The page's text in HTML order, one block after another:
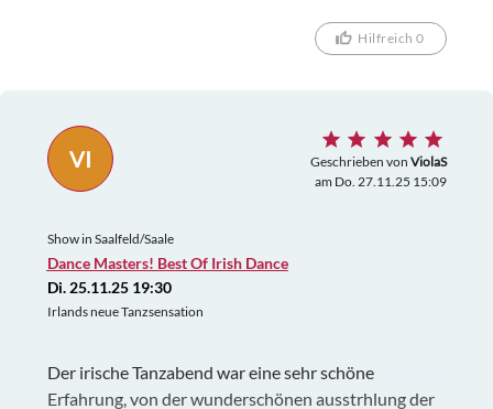
Hilfreich 0
VI Geschrieben von ViolaS
am Do. 27.11.25 15:09
Show in Saalfeld/Saale
Dance Masters! Best Of Irish Dance
Di. 25.11.25 19:30
Irlands neue Tanzsensation
Der irische Tanzabend war eine sehr schöne
Erfahrung, von der wunderschönen ausstrhlung der